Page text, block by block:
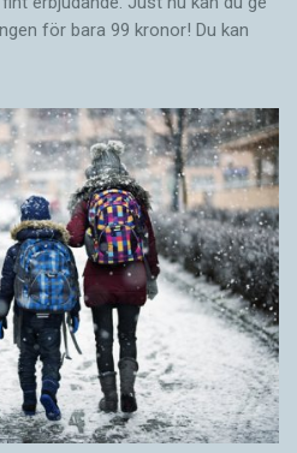
för bara 99 kronor! Du kan